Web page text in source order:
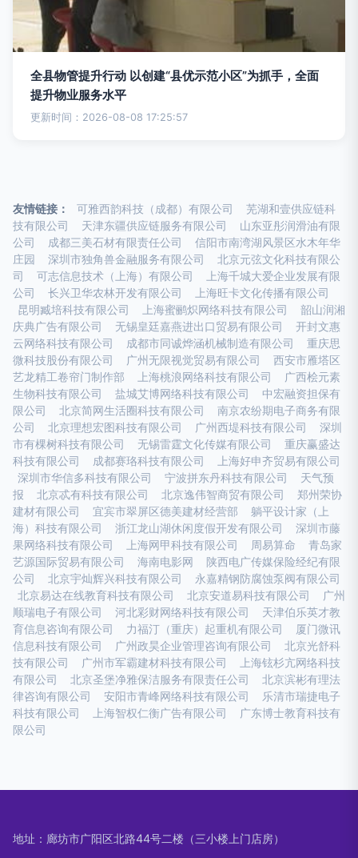
全县物管提升行动 以创建“县优示范小区”为抓手，全面
提升物业服务水平
更新时间：2026-08-08 17:25:57
友情链接： 可雅西韵科技（成都）有限公司
芜湖和壹供应链科
技有限公司
天津东疆供应链服务有限公司
山东亚彤润滑油有限
公司
成都三美石材有限责任公司
信阳市南湾湖风景区水木年华
庄园
深圳市独角兽金融服务有限公司
北京元弦文化科技有限公
司
可志信息技术（上海）有限公司
上海千城大爱企业发展有限
公司
长兴卫华农林开发有限公司
上海旺卡文化传播有限公司
昆明臧培科技有限公司
上海蜜鹂炽网络科技有限公司
韶山润湘
庆典广告有限公司
无锡皇廷嘉燕进出口贸易有限公司
开封文惠
云网络科技有限公司
成都市同诚烨涵机械制造有限公司
重庆思
微科技股份有限公司
广州无限视觉贸易有限公司
西安市雁塔区
艺龙精工卷帘门制作部
上海桃浪网络科技有限公司
广西桧元素
生物科技有限公司
盐城艾博网络科技有限公司
中宏融资担保有
限公司
北京简网生活圈科技有限公司
南京农纷期电子商务有限
公司
北京理想宏图科技有限公司 广州西堤科技有限公司
深圳
市有棵树科技有限公司
无锡雷霆文化传媒有限公司
重庆赢盛达
科技有限公司
成都赛珞科技有限公司
上海好申齐贸易有限公司
深圳市华信多科技有限公司
宁波拼东丹科技有限公司
天气预
报
北京忒有科技有限公司 北京逸伟智商贸有限公司
郑州荣协
建材有限公司
宜宾市翠屏区德美建材经营部
躺平设计家（上
海）科技有限公司
浙江龙山湖休闲度假开发有限公司
深圳市藤
果网络科技有限公司
上海网甲科技有限公司 周易算命
青岛家
艺源国际贸易有限公司
海南电影网
陕西电广传媒保险经纪有限
公司
北京宇灿辉兴科技有限公司
永嘉精钢防腐蚀泵阀有限公司
北京易达在线教育科技有限公司
北京安道易科技有限公司
广州
顺瑞电子有限公司
河北彩财网络科技有限公司
天津伯乐英才教
育信息咨询有限公司
力福汀（重庆）起重机有限公司
厦门微讯
信息科技有限公司
广州政昊企业管理咨询有限公司
北京光舒科
技有限公司
广州市军霸建材科技有限公司
上海铉杉亢网络科技
有限公司
北京圣堡净雅保洁服务有限责任公司
北京滨彬有理法
律咨询有限公司
安阳市青峰网络科技有限公司
乐清市瑞捷电子
科技有限公司
上海智权仁衡广告有限公司
广东博士教育科技有
限公司
地址：廊坊市广阳区北路44号二楼（三小楼上门店房）